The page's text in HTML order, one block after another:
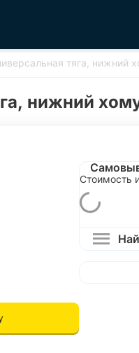
тяга, нижний
нижний
Стоимость